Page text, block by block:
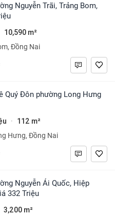
10,590 m²
Đồng Nai
· 112 m²
Hưng, Đồng Nai
giá 332 Triệu
3,200 m²